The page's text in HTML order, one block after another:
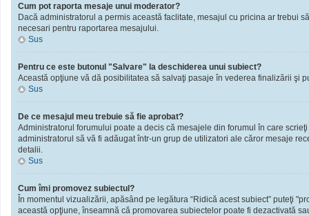
Cum pot raporta mesaje unui moderator?
Dacă administratorul a permis această faclitate, mesajul cu pricina ar trebui
necesari pentru raportarea mesajului.
Sus
Pentru ce este butonul "Salvare" la deschiderea unui subiect?
Această opţiune vă dă posibilitatea să salvaţi pasaje în vederea finalizării şi
Sus
De ce mesajul meu trebuie să fie aprobat?
Administratorul forumului poate a decis că mesajele din forumul în care
administratorul să vă fi adăugat într-un grup de utilizatori ale căror mesaje
detalii.
Sus
Cum îmi promovez subiectul?
În momentul vizualizării, apăsând pe legătura “Ridică acest subiect” puteţi
această opţiune, înseamnă că promovarea subiectelor poate fi dezactivată